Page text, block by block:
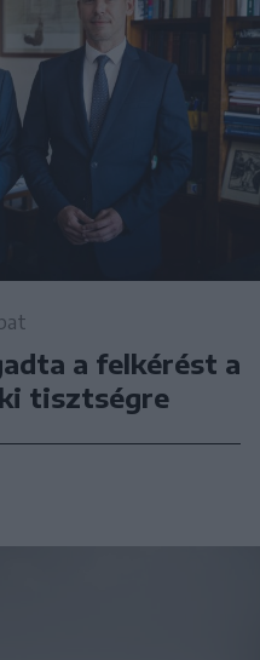
a felkérést a
tisztségre